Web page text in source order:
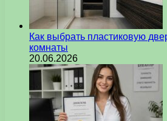
Как выбрать пластиковую
комнаты
20.06.2026